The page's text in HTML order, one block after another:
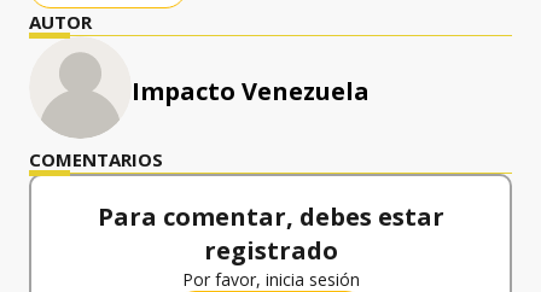
AUTOR
Impacto Venezuela
COMENTARIOS
Para comentar, debes estar
registrado
Por favor, inicia sesión